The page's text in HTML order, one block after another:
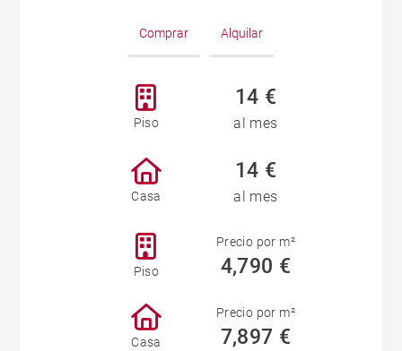
Comprar Alquilar
Piso
14 €
al mes
Casa
14 €
al mes
Piso
Precio por m²
4,790 €
Casa
Precio por m²
7,897 €